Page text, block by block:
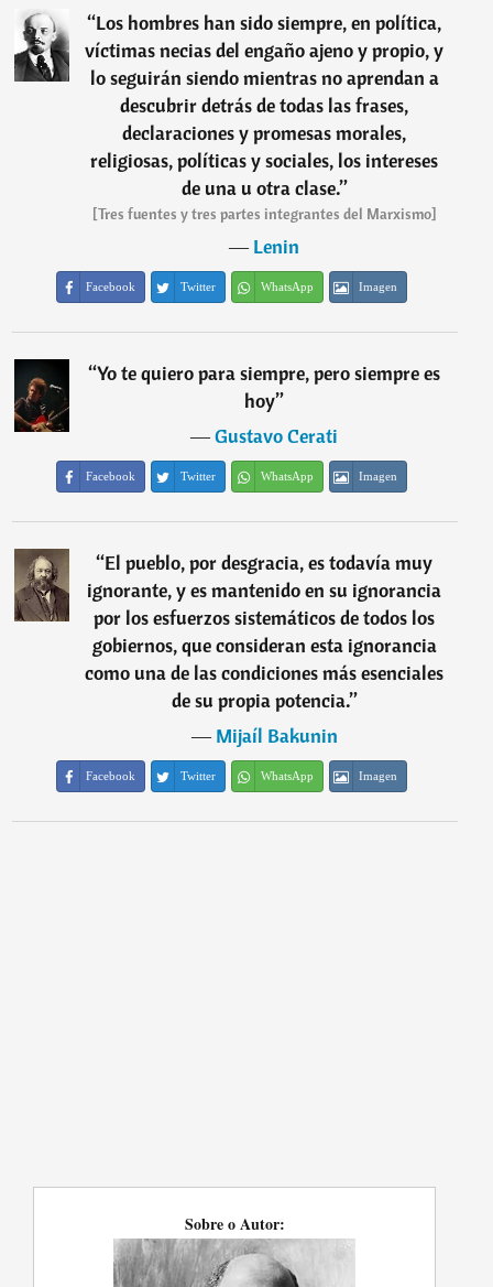
“Los hombres han sido siempre, en política,
víctimas necias del engaño ajeno y propio, y
lo seguirán siendo mientras no aprendan a
descubrir detrás de todas las frases,
declaraciones y promesas morales,
religiosas, políticas y sociales, los intereses
de una u otra clase.”
[Tres fuentes y tres partes integrantes del Marxismo]
―Lenin
Facebook Twitter WhatsApp Imagen
“Yo te quiero para siempre, pero siempre es
hoy”
―Gustavo Cerati
Facebook Twitter WhatsApp Imagen
“El pueblo, por desgracia, es todavía muy
ignorante, y es mantenido en su ignorancia
por los esfuerzos sistemáticos de todos los
gobiernos, que consideran esta ignorancia
como una de las condiciones más esenciales
de su propia potencia.”
―Mijaíl Bakunin
Facebook Twitter WhatsApp Imagen
Sobre o Autor: